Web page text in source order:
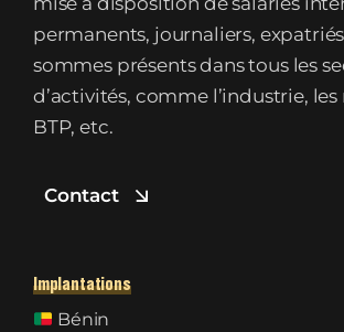
permanents, journaliers,
sommes présents dans tous les
d’activités, comme l’industrie, les
BTP, etc.
Contact
Implantations
Bénin